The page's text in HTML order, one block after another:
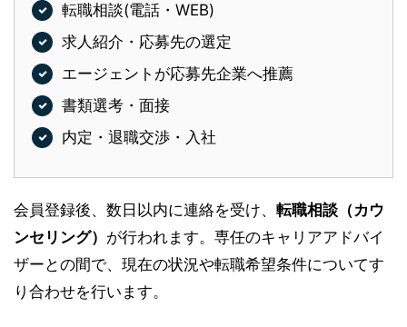
転職相談(電話・WEB)
求人紹介・応募先の選定
エージェントが応募先企業へ推薦
書類選考・面接
内定・退職交渉・入社
会員登録後、数日以内に連絡を受け、 転職相談（カウ
ンセリング） が行われます。専任のキャリアアドバイ
ザーとの間で、現在の状況や転職希望条件についてす
り合わせを行います。